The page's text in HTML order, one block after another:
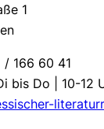
1
/ 166 60 41
bis Do | 10-12